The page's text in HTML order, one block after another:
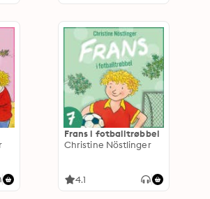
Frans i fotballtrøbbel
Christine Nöstlinger
4.1